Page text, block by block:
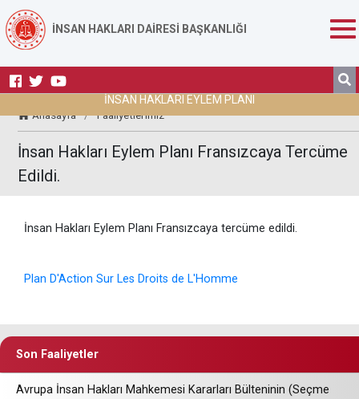
İNSAN HAKLARI DAİRESİ BAŞKANLIĞI
İNSAN HAKLARI EYLEM PLANI
Anasayfa / Faaliyetlerimiz
İnsan Hakları Eylem Planı Fransızcaya Tercüme
Edildi.
İnsan Hakları Eylem Planı Fransızcaya tercüme edildi.
Plan D'Action Sur Les Droits de L'Homme
Son Faaliyetler
Avrupa İnsan Hakları Mahkemesi Kararları Bülteninin (Seçme